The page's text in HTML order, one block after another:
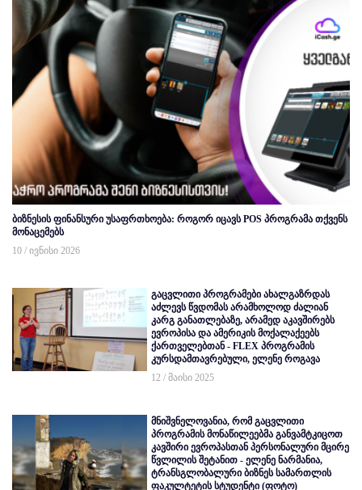
ბიზნესის ფინანსური უსაფრთხოება: როგორ იცავს POS პროგრამა თქვენს
მონაცემებს
10 / ივნისი 2026
გაცვლითი პროგრამები ახალგაზრდას
აძლევს წვდომას არამხოლოდ ძალიან
კარგ განათლებაზე, არამედ აკავშირებს
ევროპისა და ამერიკის მოქალაქეებს
ქართველებთან - FLEX პროგრამის
კურსდამთავრებული, ელენე როგავა
12 / მაისი 2025
მნიშვნელოვანია, რომ გაცვლითი
პროგრამის მონაწილეებმა განვამტკიცოთ
კავშირი ევროპასთან პერსონალური მცირე
წვლილის შეტანით - ელენე ნარმანია,
ტრანსგლობალური ბიზნეს სამართლის
ფაკულტეტის სტუდენტი (ფოტო)